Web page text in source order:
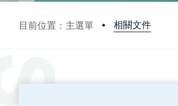
目前位置：主選單 相關文件
:::